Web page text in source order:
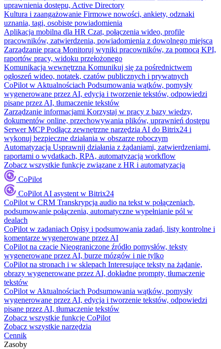
uprawnienia dostępu, Active Directory
Kultura i zaangażowanie Firmowe nowości, ankiety, odznaki
uznania, tagi, osobiste powiadomienia
Aplikacja mobilna dla HR Czat, połączenia wideo, profile
pracowników, zatwierdzenia, powiadomienia z dowolnego miejsca
Zarządzanie pracą Monitoruj wyniki pracowników, za pomocą KPI,
raportów pracy, widoku przełożonego
Komunikacja wewnętrzna Komunikuj się za pośrednictwem
ogłoszeń wideo, notatek, czatów publicznych i prywatnych
CoPilot w Aktualnościach Podsumowania wątków, pomysły
wygenerowane przez AI, edycja i tworzenie tekstów, odpowiedzi
pisane przez AI, tłumaczenie tekstów
Zarządzanie informacjami Korzystaj w pracy z bazy wiedzy,
dokumentów online, przechowywania plików, uprawnień dostępu
Serwer MCP Podłącz zewnętrzne narzędzia AI do Bitrix24 i
wykonuj bezpieczne działania w obszarze roboczym
Automatyzacja Usprawnij działania z żądaniami, zatwierdzeniami,
raportami o wydatkach, RPA, automatyzacją workflow
Zobacz wszystkie funkcje związane z HR i automatyzacją
CoPilot
CoPilot AI asystent w Bitrix24
CoPilot w CRM Transkrypcja audio na tekst w połączeniach,
podsumowanie połączenia, automatyczne wypełnianie pól w
dealach
CoPilot w zadaniach Opisy i podsumowania zadań, listy kontrolne i
komentarze wygenerowane przez AI
CoPilot na czacie Nieograniczone źródło pomysłów, teksty
wygenerowane przez AI, burze mózgów i nie tylko
CoPilot na stronach i w sklepach Interesujące teksty na żądanie,
obrazy wygenerowane przez AI, dokładne prompty, tłumaczenie
tekstów
CoPilot w Aktualnościach Podsumowania wątków, pomysły
wygenerowane przez AI, edycja i tworzenie tekstów, odpowiedzi
pisane przez AI, tłumaczenie tekstów
Zobacz wszystkie funkcje CoPilot
Zobacz wszystkie narzędzia
Cennik
Zasoby